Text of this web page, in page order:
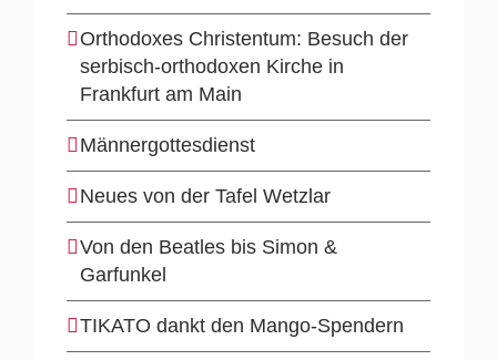
Orthodoxes Christentum: Besuch der
serbisch-orthodoxen Kirche in
Frankfurt am Main
Männergottesdienst
Neues von der Tafel Wetzlar
Von den Beatles bis Simon &
Garfunkel
TIKATO dankt den Mango-Spendern